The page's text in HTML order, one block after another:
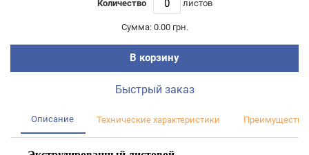
Количество листов
Сумма: 0.00 грн.
В корзину
Быстрый заказ
Описание Технические характеристики Преимущества